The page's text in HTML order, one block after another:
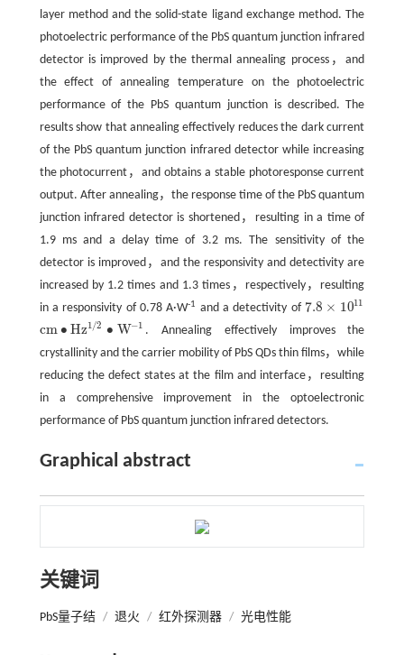
layer method and the solid-state ligand exchange method. The
photoelectric performance of the PbS quantum junction infrared
detector is improved by the thermal annealing process，and
the effect of annealing temperature on the photoelectric
performance of the PbS quantum junction is described. The
results show that annealing effectively reduces the dark current
of the PbS quantum junction infrared detector while increasing
the photocurrent，and obtains a stable photoresponse current
output. After annealing，the response time of the PbS quantum
junction infrared detector is shortened，resulting in a time of
1.9 ms and a delay time of 3.2 ms. The sensitivity of the
detector is improved，and the responsivity and detectivity are
increased by 1.2 times and 1.3 times，respectively，resulting
in a responsivity of 0.78 A·W-1 and a detectivity of 7.8 × 1011
7.8× 10 11
cm ∙ Hz1/2 ∙ W−1
cm∙ Hz1/2∙W 1
. Annealing effectively improves the
crystallinity and the carrier mobility of PbS QDs thin films，while
reducing the defect states at the film and interface，resulting
in a comprehensive improvement in the optoelectronic
performance of PbS quantum junction infrared detectors.
Graphical abstract
关键词
PbS量子结 / 退火 / 红外探测器 / 光电性能